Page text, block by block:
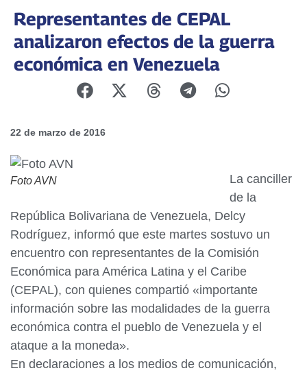
Representantes de CEPAL
analizaron efectos de la guerra
económica en Venezuela
22 de marzo de 2016
Foto AVN
La canciller
de la
República Bolivariana de Venezuela, Delcy
Rodríguez, informó que este martes sostuvo un
encuentro con representantes de la Comisión
Económica para América Latina y el Caribe
(CEPAL), con quienes compartió «importante
información sobre las modalidades de la guerra
económica contra el pueblo de Venezuela y el
ataque a la moneda».
En declaraciones a los medios de comunicación,